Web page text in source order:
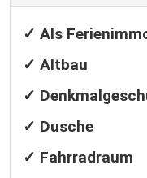
✓ Als
✓ Altbau
✓
✓ Dusche
✓ Fahrradraum